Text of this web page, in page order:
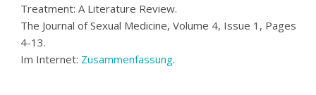
Treatment: A Literature Review.
The Journal of Sexual Medicine, Volume 4, Issue 1, Pages
4-13.
Im Internet: Zusammenfassung.